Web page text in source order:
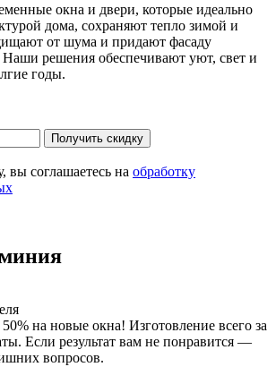
окна и двери, которые идеально
дома, сохраняют тепло зимой и
от шума и придают фасаду
решения обеспечивают уют, свет и
годы.
Получить скидку
вы соглашаетесь на обработку
на новые окна! Изготовление всего за
Если результат вам не понравится —
вопросов.